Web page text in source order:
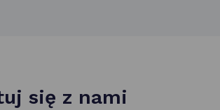
się z nami